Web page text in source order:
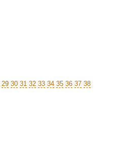
29 30 31 32 33 34 35 36 37 38